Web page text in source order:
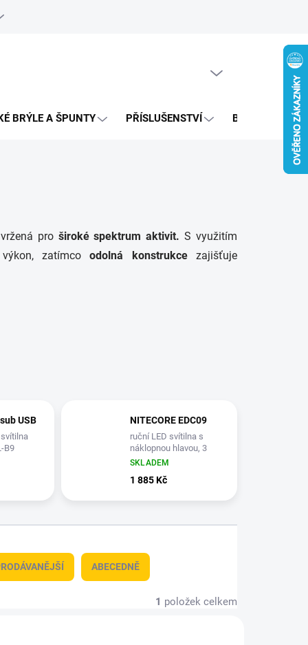
objednávka
BRÝLE A ŠPUNTY PŘÍSLUŠENSTVÍ BAZAR
proširoké spektrum aktivit. S využitím
zatímcoodolná konstrukcezajišťuje
USB
B9
NITECORE EDC09
ruční LED svítilna s
náklopnou hlavou, 3
odstíny bílé, integrovaný
SKLADEM
1 885 Kč
ABECEDNĚ
1 položek celkem